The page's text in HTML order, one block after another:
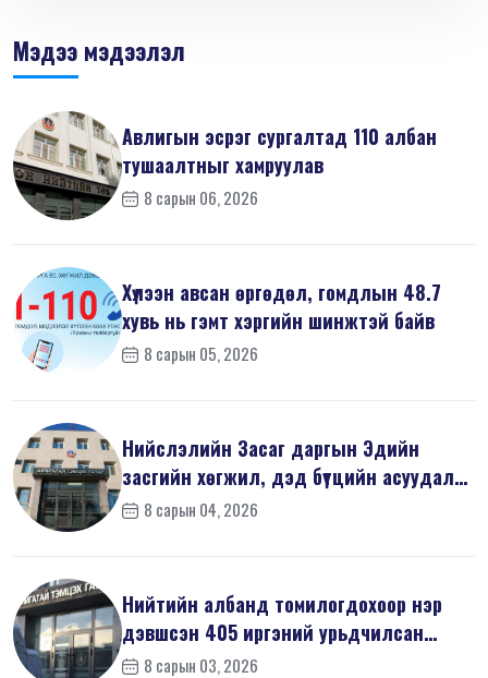
Мэдээ мэдээлэл
Авлигын эсрэг сургалтад 110 албан
тушаалтныг хамруулав
8 сарын 06, 2026
Хүлээн авсан өргөдөл, гомдлын 48.7
хувь нь гэмт хэргийн шинжтэй байв
8 сарын 05, 2026
Нийслэлийн Засаг даргын Эдийн
засгийн хөгжил, дэд бүтцийн асуудал
хари...
8 сарын 04, 2026
Нийтийн албанд томилогдохоор нэр
дэвшсэн 405 иргэний урьдчилсан
мэдүүл...
8 сарын 03, 2026